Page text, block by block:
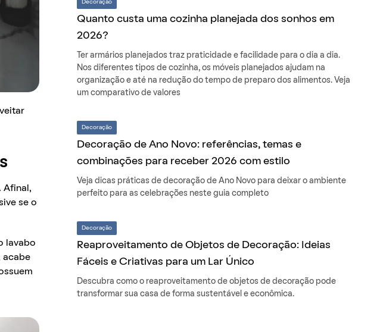
Afinal,
se o
lavabo
acabe
Decoração
Quanto custa uma cozinha planejada dos sonhos em
2026?
Ter armários planejados traz praticidade e facilidade para o dia a dia.
Nos diferentes tipos de cozinha, os móveis planejados ajudam na
organização e até na redução do tempo de preparo dos alimentos. Veja
um comparativo de valores
Decoração
Decoração de Ano Novo: referências, temas e
combinações para receber 2026 com estilo
Veja dicas práticas de decoração de Ano Novo para deixar o ambiente
perfeito para as celebrações neste guia completo
Decoração
Reaproveitamento de Objetos de Decoração: Ideias
Fáceis e Criativas para um Lar Único
Descubra como o reaproveitamento de objetos de decoração pode
transformar sua casa de forma sustentável e econômica.